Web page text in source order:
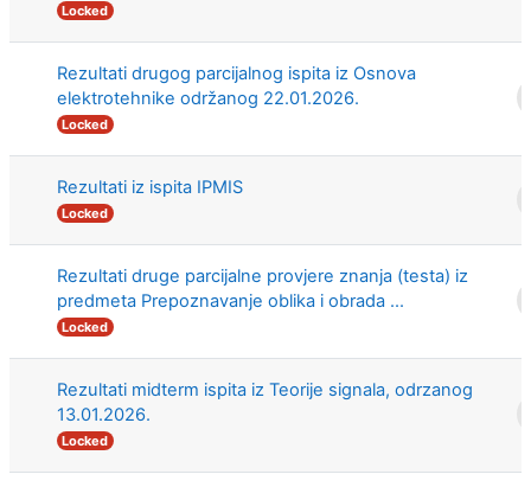
Locked
Rezultati drugog parcijalnog ispita iz Osnova
elektrotehnike održanog 22.01.2026.
Locked
Rezultati iz ispita IPMIS
Locked
Rezultati druge parcijalne provjere znanja (testa) iz
predmeta Prepoznavanje oblika i obrada ...
Locked
Rezultati midterm ispita iz Teorije signala, odrzanog
13.01.2026.
Locked